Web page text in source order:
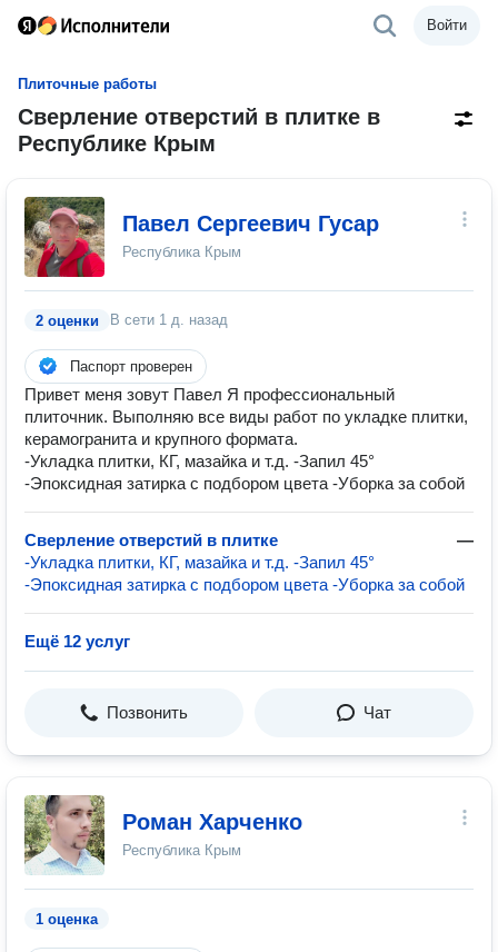
Войти
Плиточные работы
Сверление отверстий в плитке в
Республике Крым
Павел Сергеевич Гусар
Республика Крым
2 оценки В сети 1 д. назад
Паспорт проверен
Привет меня зовут Павел Я профессиональный
плиточник. Выполняю все виды работ по укладке плитки,
керамогранита и крупного формата.
-Укладка плитки, КГ, мазайка и т.д. -Запил 45°
-Эпоксидная затирка с подбором цвета -Уборка за собой
Сверление отверстий в плитке
—
-Укладка плитки, КГ, мазайка и т.д. -Запил 45°
-Эпоксидная затирка с подбором цвета -Уборка за собой
Ещё 12 услуг
Позвонить Чат
Роман Харченко
Республика Крым
1 оценка